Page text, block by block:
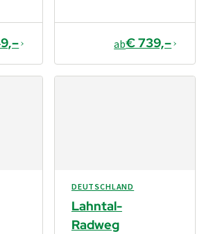
ab€ 739,–
DEUTSCHLAND
Lahntal-
Radweg